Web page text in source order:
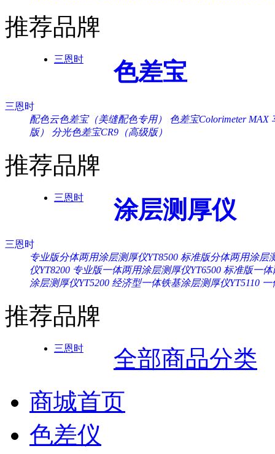
推荐品牌
三恩时 色差宝
三恩时
配色云色差宝（美缝配色专用）
色差宝Colorimeter MAX
版）
分光色差宝CR9（高级版）
推荐品牌
三恩时 涂层测厚仪
三恩时
专业版分体两用涂层测厚仪YT8500 标准版分体两用涂层
仪YT8200 专业版一体两用涂层测厚仪YT6500 标准版一体
涂层测厚仪YT5200 经济型一体铁基涂层测厚仪YT5110 一
推荐品牌
三恩时
全部商品分类
商城首页
色差仪